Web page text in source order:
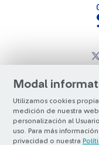
Modal
Utilizamos cookies
medición de nuestra
personalización al
uso. Para más
privacidad o nuestra
©